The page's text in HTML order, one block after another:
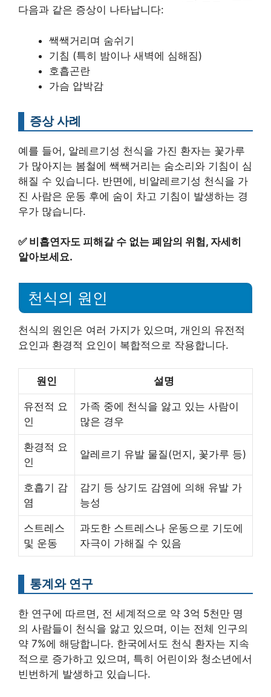
다음과 같은 증상이 나타납니다:
쌕쌕거리며 숨쉬기
기침 (특히 밤이나 새벽에 심해짐)
호흡곤란
가슴 압박감
증상 사례
예를 들어, 알레르기성 천식을 가진 환자는 꽃가루
가 많아지는 봄철에 쌕쌕거리는 숨소리와 기침이 심
해질 수 있습니다. 반면에, 비알레르기성 천식을 가
진 사람은 운동 후에 숨이 차고 기침이 발생하는 경
우가 많습니다.
✅ 비흡연자도 피해갈 수 없는 폐암의 위험, 자세히
알아보세요.
천식의 원인
천식의 원인은 여러 가지가 있으며, 개인의 유전적
요인과 환경적 요인이 복합적으로 작용합니다.
원인 설명
유전적 요
인
가족 중에 천식을 앓고 있는 사람이
많은 경우
환경적 요
인
알레르기 유발 물질(먼지, 꽃가루 등)
호흡기 감
염
감기 등 상기도 감염에 의해 유발 가
능성
스트레스
및 운동
과도한 스트레스나 운동으로 기도에
자극이 가해질 수 있음
통계와 연구
한 연구에 따르면, 전 세계적으로 약 3억 5천만 명
의 사람들이 천식을 앓고 있으며, 이는 전체 인구의
약 7%에 해당합니다. 한국에서도 천식 환자는 지속
적으로 증가하고 있으며, 특히 어린이와 청소년에서
빈번하게 발생하고 있습니다.